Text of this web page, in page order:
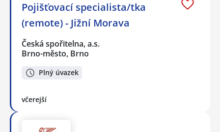
Pojišťovací specialista/tka
(remote) - Jižní Morava
Česká spořitelna, a.s.
Brno-město, Brno
Plný úvazek
včerejší